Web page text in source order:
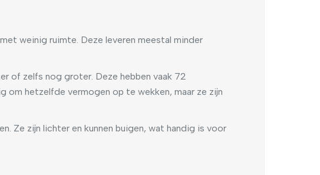
weinig ruimte. Deze leveren meestal minder
of zelfs nog groter. Deze hebben vaak 72
om hetzelfde vermogen op te wekken, maar ze zijn
Ze zijn lichter en kunnen buigen, wat handig is voor